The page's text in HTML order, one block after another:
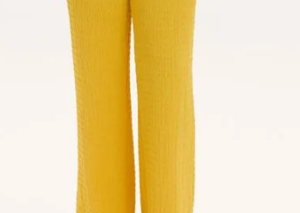
short
jaqueta
blazer
casaco